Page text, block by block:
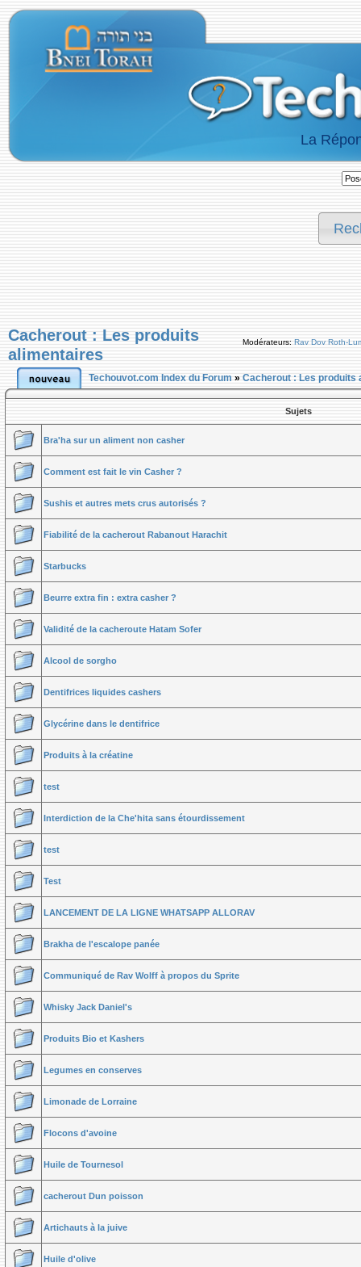
La
Cacherout : Les produits
alimentaires
Modérateurs: Rav Dov Roth-
Techouvot.com Index du Forum » Cacherout : Les produits
Sujets
Bra'ha sur un aliment non casher
Comment est fait le vin Casher ?
Sushis et autres mets crus autorisés ?
Fiabilité de la cacherout Rabanout Harachit
Starbucks
Beurre extra fin : extra casher ?
Validité de la cacheroute Hatam Sofer
Alcool de sorgho
Dentifrices liquides cashers
Glycérine dans le dentifrice
Produits à la créatine
test
Interdiction de la Che'hita sans étourdissement
test
Test
LANCEMENT DE LA LIGNE WHATSAPP ALLORAV
Brakha de l'escalope panée
Communiqué de Rav Wolff à propos du Sprite
Whisky Jack Daniel's
Produits Bio et Kashers
Legumes en conserves
Limonade de Lorraine
Flocons d'avoine
Huile de Tournesol
cacherout Dun poisson
Artichauts à la juive
Huile d'olive